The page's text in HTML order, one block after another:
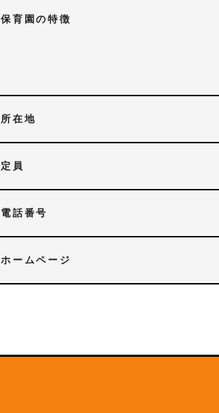
保育園の特徴
所在地
定員
電話番号
ホームページ